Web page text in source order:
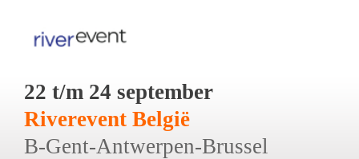
22 t/m 24 september
Riverevent België
B-Gent-Antwerpen-Brussel